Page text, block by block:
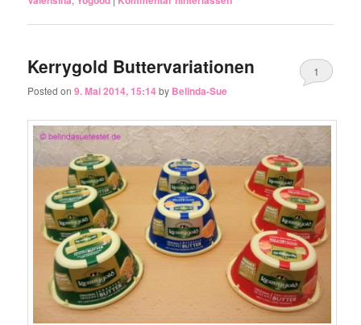
Kerrygold Buttervariationen
Posted on9. Mai 2014, 15:14by Belinda-Sue
1